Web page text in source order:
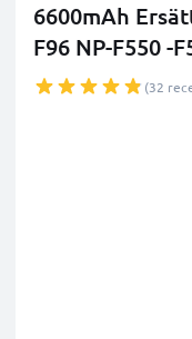
6600mAh
F96 NP-F550 -
(32